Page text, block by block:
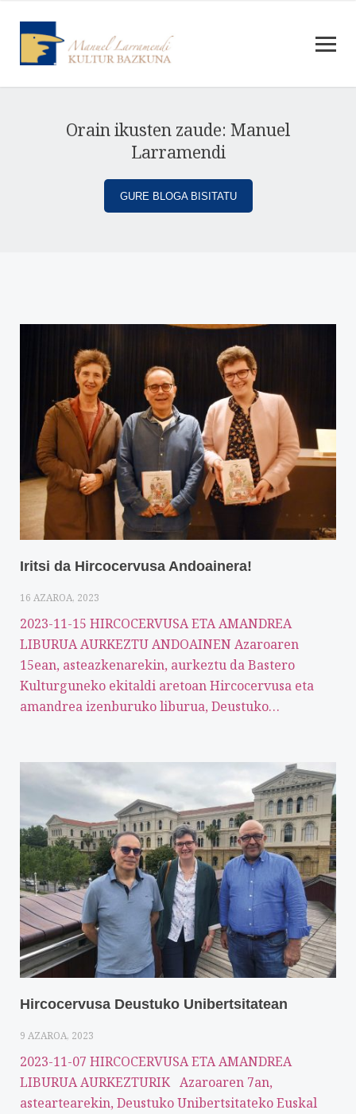
Orain ikusten zaude: Manuel
Larramendi
GURE BLOGA BISITATU
Iritsi da Hircocervusa Andoainera!
16 AZAROA, 2023
2023-11-15 HIRCOCERVUSA ETA AMANDREA
LIBURUA AURKEZTU ANDOAINEN Azaroaren
15ean, asteazkenarekin, aurkeztu da Bastero
Kulturguneko ekitaldi aretoan Hircocervusa eta
amandrea izenburuko liburua, Deustuko…
Hircocervusa Deustuko Unibertsitatean
9 AZAROA, 2023
2023-11-07 HIRCOCERVUSA ETA AMANDREA
LIBURUA AURKEZTURIK Azaroaren 7an,
asteartearekin, Deustuko Unibertsitateko Euskal